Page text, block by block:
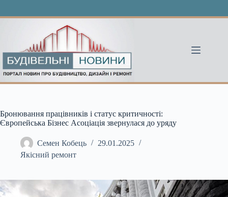
Бронювання працівників і статус критичності:
Європейська Бізнес Асоціація звернулася до уряду
Семен Кобець
29.01.2025
Якісний ремонт